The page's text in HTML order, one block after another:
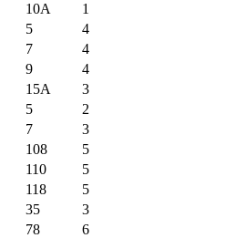
10А
1
5
4
7
4
9
4
15А
3
5
2
7
3
108
5
110
5
118
5
35
3
78
6